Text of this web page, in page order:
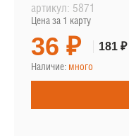
артикул: 5871
Цена за 1 карту
36 ₽ 181 ₽
Наличие: много